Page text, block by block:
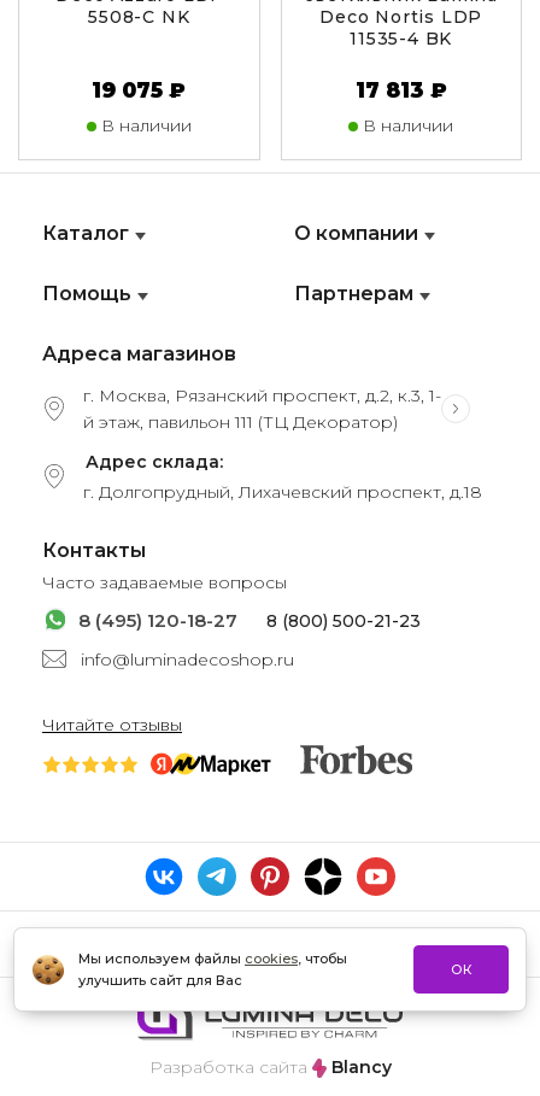
Мы используем файлы cookies, чтобы
улучшить сайт для Вас
ОК
5508-C NK
19 075 ₽
В наличии
Deco Nortis LDP
11535-4 BK
17 813 ₽
В наличии
Каталог
Помощь
О компании
Партнерам
Адреса магазинов
г. Москва, Рязанский проспект, д.2, к.3, 1-
й этаж, павильон 111 (ТЦ Декоратор)
Адрес склада:
г. Долгопрудный, Лихачевский проспект, д.18
Контакты
Часто задаваемые вопросы
8 (495) 120-18-27
8 (800) 500-21-23
info@luminadecoshop.ru
Читайте отзывы
Разработка сайта Blancy